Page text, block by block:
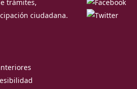
trámites,
ciudadana.